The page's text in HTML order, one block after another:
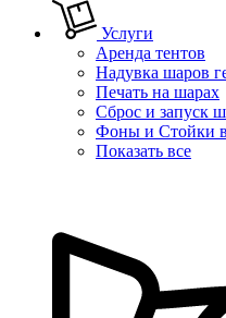
Услуги
Аренда тентов
Надувка шаров
Печать на шарах
Сброс и запуск
Фоны и Стойки
Показать все